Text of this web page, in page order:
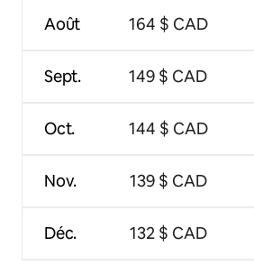
Août
Sept.
Oct.
Nov.
Déc.
164 $ CAD
149 $ CAD
144 $ CAD
139 $ CAD
132 $ CAD